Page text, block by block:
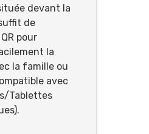
devant la
de
pour
la
la famille ou
avec
Tablettes